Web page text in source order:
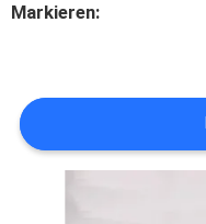
ANGEBOT
Markieren: